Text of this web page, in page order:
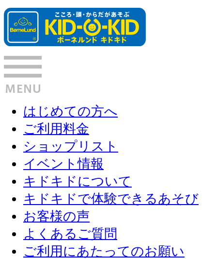
はじめての方へ
ご利用料金
ショップリスト
イベント情報
キドキドについて
キドキドで体験できるあそび
お客様の声
よくあるご質問
ご利用にあたってのお願い